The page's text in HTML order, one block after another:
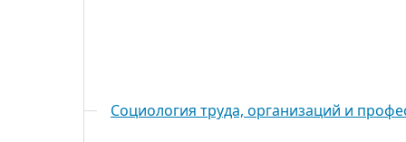
Социология труда, организаций и